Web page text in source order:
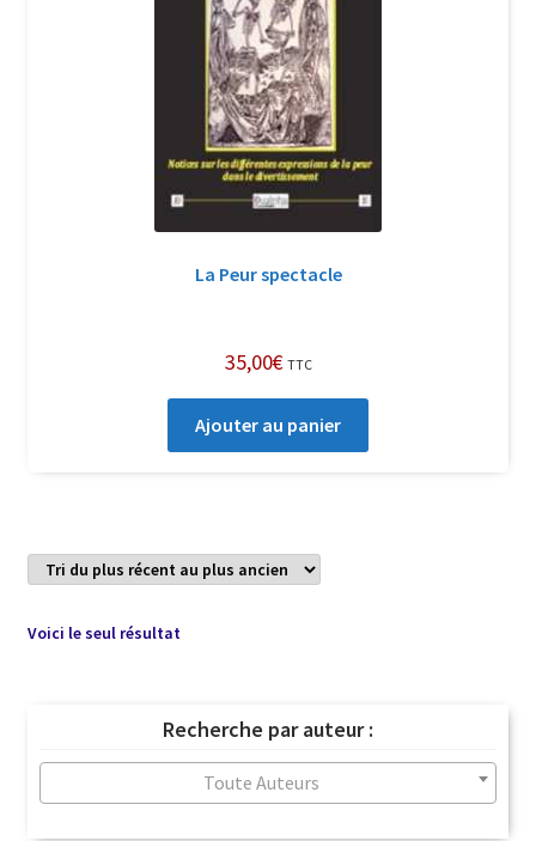
Politique de confidentialité et cookies
La Peur spectacle
35,00€ TTC
Ajouter au panier
Voici le seul résultat
Recherche par auteur :
Toute Auteurs